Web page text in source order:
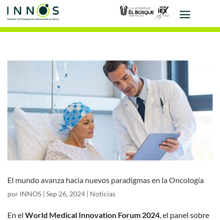
El mundo avanza hacia nuevos paradigmas en la Oncología
por INNOS | Sep 26, 2024 | Noticias
En el World Medical Innovation Forum 2024, el panel sobre